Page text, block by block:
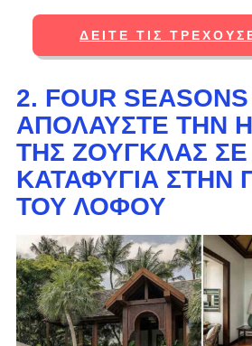
ΔΕΊΤΕ ΤΙΣ
2. FOUR
ΑΠΟΛΑΎΣΤΕ ΤΗΝ
ΤΗΣ ΖΟΎΓΚΛΑΣ ΣΕ
ΚΑΤΑΦΎΓΙΑ ΣΤΗΝ
ΤΟΥ ΛΌΦΟΥ